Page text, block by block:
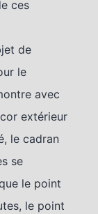
ces
de
le
avec
extérieur
le cadran
se
le point
le point